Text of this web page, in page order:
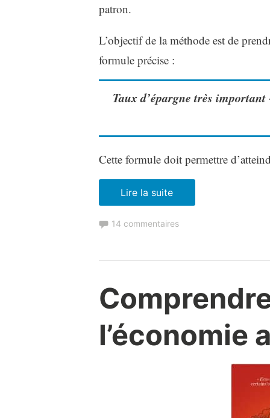
patron.
L’objectif de la méthode est de
formule précise :
Taux d’épargne très
Cette formule doit permettre
Lire la suite« Mon
avis
sur
Méthode
(Retraite
anticipée) »
14 commentaires
l’économie